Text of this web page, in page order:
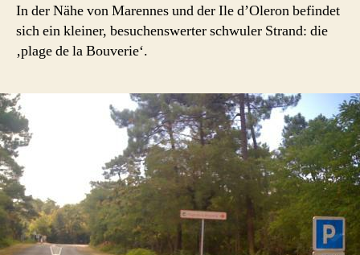
In der Nähe von Marennes und der Ile d’Oleron befindet
sich ein kleiner, besuchenswerter schwuler Strand: die
‚plage de la Bouverie‘.